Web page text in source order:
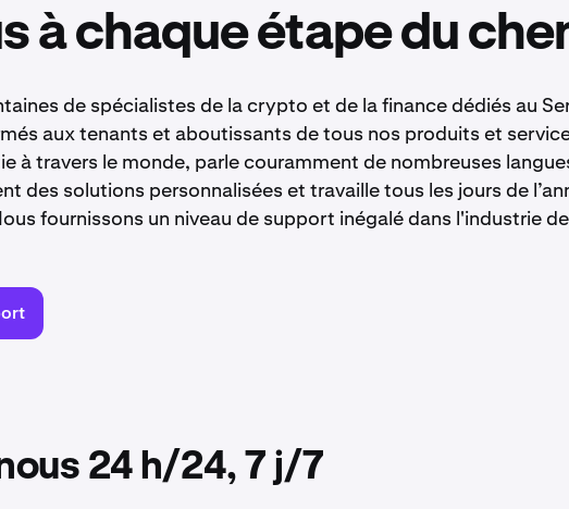
à chaque étape du
de spécialistes de la crypto et de la finance dédiés au
aux tenants et aboutissants de tous nos produits et
à travers le monde, parle couramment de nombreuses
des solutions personnalisées et travaille tous les jours de
fournissons un niveau de support inégalé dans l'industrie
24 h/24, 7 j/7